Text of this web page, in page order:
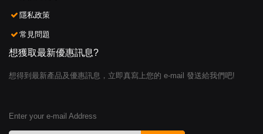
隱私政策
常見問題
想獲取最新優惠訊息?
想得到最新產品及優惠訊息，立即真寫上您的 e-mail 發送給我們吧!
Enter your e-mail Address